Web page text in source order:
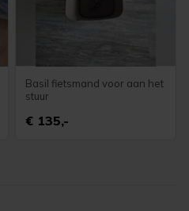
Basil fietsmand voor aan het
stuur
€ 135,-